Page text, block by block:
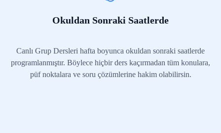
Okuldan Sonraki Saatlerde
Canlı Grup Dersleri hafta boyunca okuldan sonraki saatlerde
programlanmıştır. Böylece hiçbir ders kaçırmadan tüm konulara,
püf noktalara ve soru çözümlerine hakim olabilirsin.